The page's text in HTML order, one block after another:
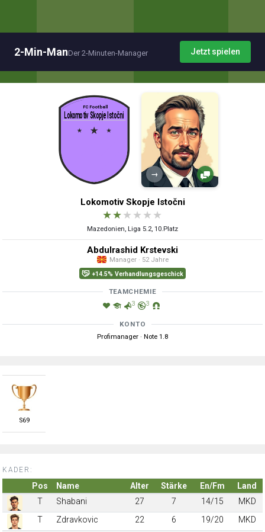
2-Min-ManDer 2-Minuten-Manager Jetzt spielen
→
Lokomotiv Skopje Istočni
★★★ ★ ★ ★
Mazedonien, Liga 5.2, 10.Platz
Abdulrashid Krstevski
Manager · 52 Jahre
+14.5% Verhandlungsgeschick
TEAMCHEMIE
3 3
KONTO
Profimanager · Note 1.8
S69
KADER:
Pos Name Alter Stärke En/Fm
Land
T
Shabani 27 7 14/15
MKD
T
Zdravkovic 22 6 19/20
MKD